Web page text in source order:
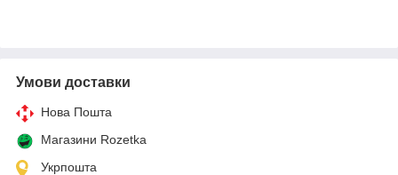
Умови доставки
Нова Пошта
Магазини Rozetka
Укрпошта